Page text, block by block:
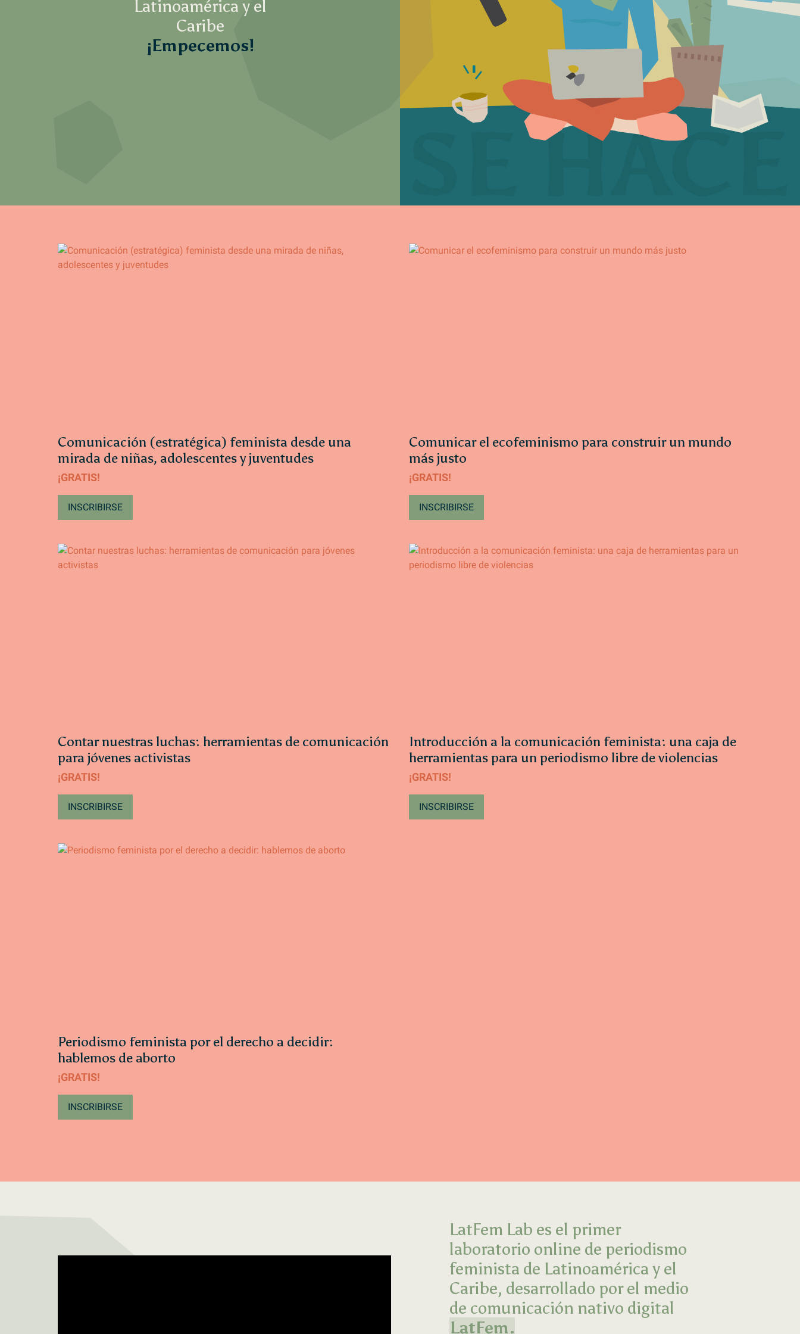
Latinoamérica y el
Caribe
¡Empecemos!
Comunicación (estratégica) feminista desde una
mirada de niñas, adolescentes y juventudes
¡GRATIS!
INSCRIBIRSE
Comunicar el ecofeminismo para construir un mundo
más justo
¡GRATIS!
INSCRIBIRSE
Contar nuestras luchas: herramientas de comunicación
para jóvenes activistas
¡GRATIS!
INSCRIBIRSE
Introducción a la comunicación feminista: una caja de
herramientas para un periodismo libre de violencias
¡GRATIS!
INSCRIBIRSE
Periodismo feminista por el derecho a decidir:
hablemos de aborto
¡GRATIS!
INSCRIBIRSE
LatFem Lab es el primer
laboratorio online de periodismo
feminista de Latinoamérica y el
Caribe, desarrollado por el medio
de comunicación nativo digital
LatFem.